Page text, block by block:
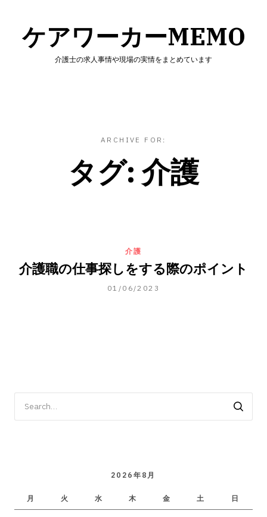
contentケアワーカーMEMO
介護士の求人事情や現場の実情をまとめています
ARCHIVE FOR:
タグ: 介護
介護
介護職の仕事探しをする際のポイント
01/06/2023
for:
2026年8月
月 火 水 木 金 土 日